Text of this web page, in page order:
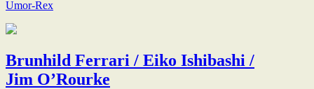
Umor-Rex
Brunhild Ferrari / Eiko Ishibashi /
Jim O’Rourke